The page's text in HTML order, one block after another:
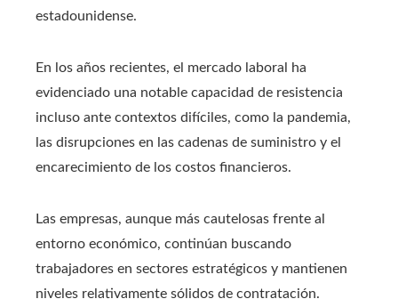
estadounidense.
En los años recientes, el mercado laboral ha
evidenciado una notable capacidad de resistencia
incluso ante contextos difíciles, como la pandemia,
las disrupciones en las cadenas de suministro y el
encarecimiento de los costos financieros.
Las empresas, aunque más cautelosas frente al
entorno económico, continúan buscando
trabajadores en sectores estratégicos y mantienen
niveles relativamente sólidos de contratación.